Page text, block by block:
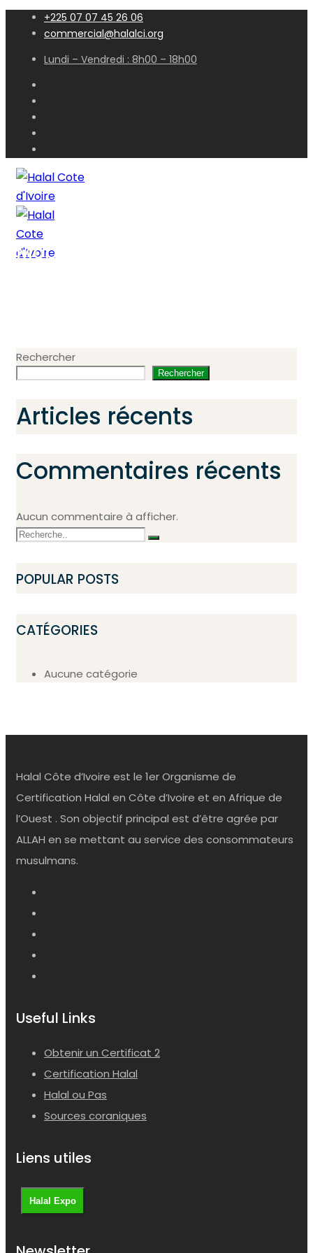
+225 07 07 45 26 06
commercial@halalci.org
Lundi – Vendredi : 8h00 – 18h00
Mobile Apps
Rechercher
Rechercher
Articles récents
Commentaires récents
Aucun commentaire à afficher.
POPULAR POSTS
CATÉGORIES
Aucune catégorie
Halal Côte d’Ivoire est le 1er Organisme de
Certification Halal en Côte d’Ivoire et en Afrique de
l’Ouest . Son objectif principal est d’être agrée par
ALLAH en se mettant au service des consommateurs
musulmans.
Useful Links
Obtenir un Certificat 2
Certification Halal
Halal ou Pas
Sources coraniques
Liens utiles
Halal Expo